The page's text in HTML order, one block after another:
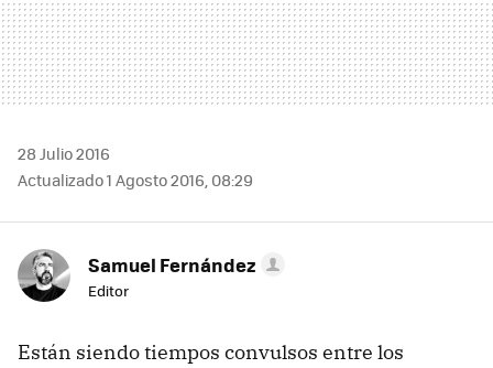
28 Julio 2016
Actualizado 1 Agosto 2016, 08:29
Samuel Fernández
Editor
Están siendo tiempos convulsos entre los